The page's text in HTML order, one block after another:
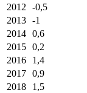
2012
-0,5
2013 -1
2014 0,6
2015 0,2
2016
1,4
2017 0,9
2018
1,5